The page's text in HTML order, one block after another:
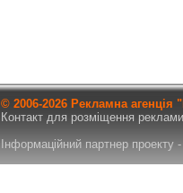
© 2006-2026 Рекламна
Контакт для розміщення
Інформаційний партнер проекту